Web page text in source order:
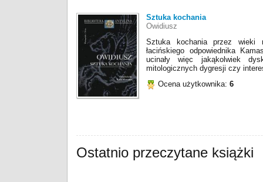
Sztuka kochania
Owidiusz
Sztuka kochania przez wieki
łacińskiego odpowiednika
ucinały więc jakąkolwiek
mitologicznych dygresji czy
Ocena użytkownika: 6
Ostatnio przeczytane książki